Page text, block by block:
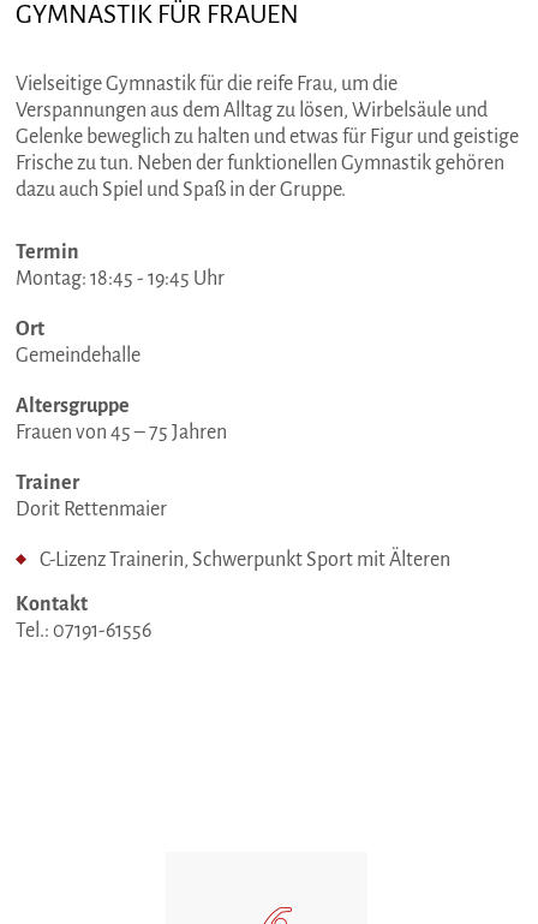
GYMNASTIK FÜR FRAUEN
Vielseitige Gymnastik für die reife Frau, um die
Verspannungen aus dem Alltag zu lösen, Wirbelsäule und
Gelenke beweglich zu halten und etwas für Figur und geistige
Frische zu tun. Neben der funktionellen Gymnastik gehören
dazu auch Spiel und Spaß in der Gruppe.
Termin
Montag: 18:45 - 19:45 Uhr
Ort
Gemeindehalle
Altersgruppe
Frauen von 45 – 75 Jahren
Trainer
Dorit Rettenmaier
C-Lizenz Trainerin, Schwerpunkt Sport mit Älteren
Kontakt
Tel.: 07191-61556